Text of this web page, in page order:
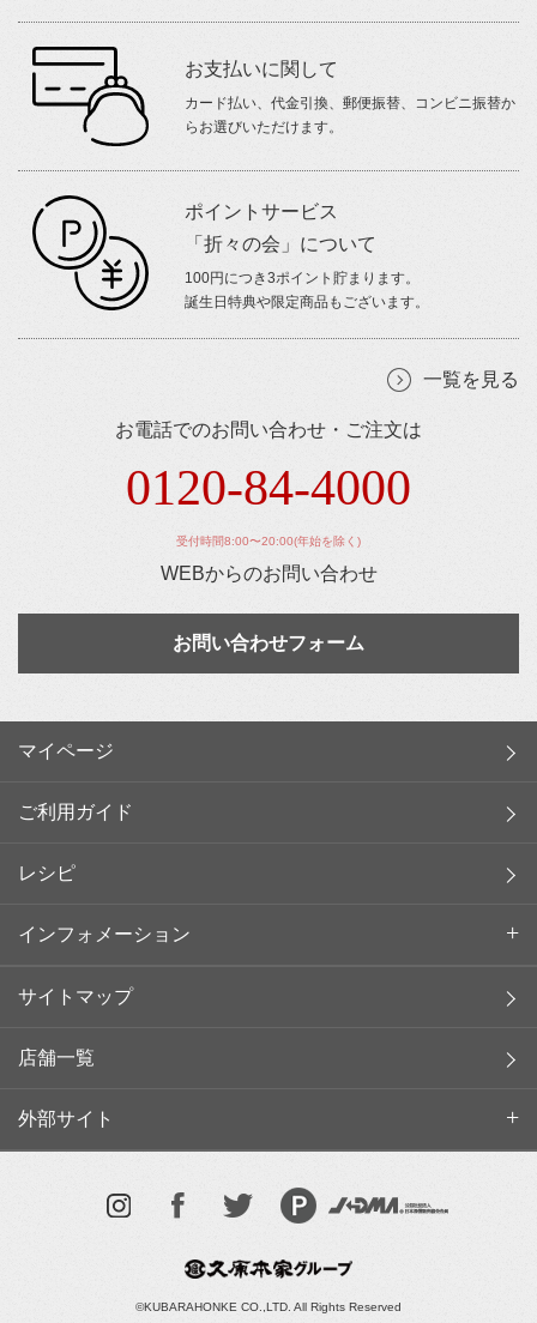
お支払いに関して
カード払い、代金引換、郵便振替、コンビニ振替か
らお選びいただけます。
ポイントサービス
「折々の会」について
100円につき3ポイント貯まります。
誕生日特典や限定商品もございます。
一覧を見る
お電話でのお問い合わせ・ご注文は
0120-84-4000
受付時間8:00〜20:00(年始を除く)
WEBからのお問い合わせ
お問い合わせフォーム
マイページ
ご利用ガイド
レシピ
インフォメーション
サイトマップ
店舗一覧
外部サイト
©KUBARAHONKE CO.,LTD. All Rights Reserved